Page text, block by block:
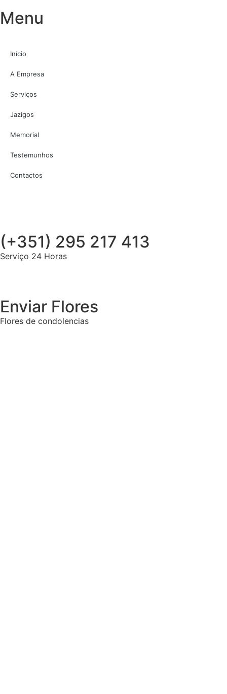
Menu
Início
A Empresa
Serviços
Jazigos
Memorial
Testemunhos
Contactos
(+351) 295 217 413
Serviço 24 Horas
Enviar Flores
Flores de condolencias